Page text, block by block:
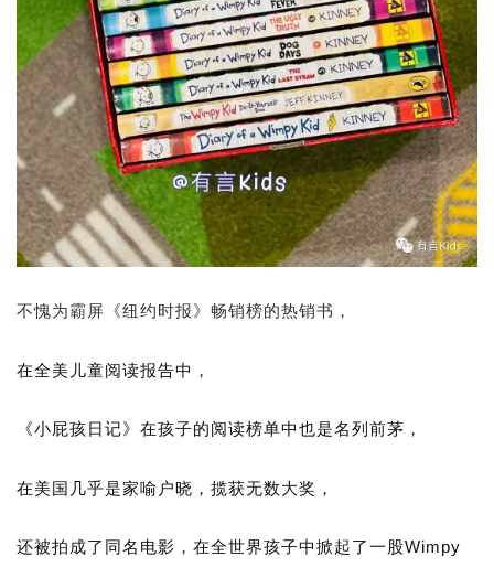
不愧为霸屏《纽约时报》畅销榜的热销书，
在全美儿童阅读报告中，
《小屁孩日记》在孩子的阅读榜单中也是名列前茅，
在美国几乎是家喻户晓，揽获无数大奖，
还被拍成了同名电影，在全世界孩子中掀起了一股Wimpy